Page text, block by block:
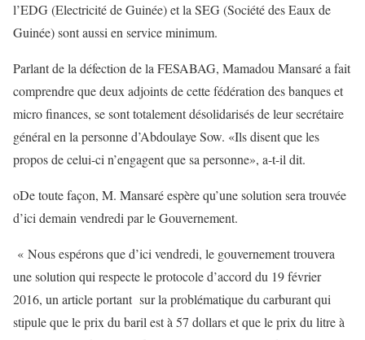
l’EDG (Electricité de Guinée) et la SEG (Société des Eaux de
Guinée) sont aussi en service minimum.
Parlant de la défection de la FESABAG, Mamadou Mansaré a fait
comprendre que deux adjoints de cette fédération des banques et
micro finances, se sont totalement désolidarisés de leur secrétaire
général en la personne d’Abdoulaye Sow. «Ils disent que les
propos de celui-ci n’engagent que sa personne», a-t-il dit.
oDe toute façon, M. Mansaré espère qu’une solution sera trouvée
d’ici demain vendredi par le Gouvernement.
« Nous espérons que d’ici vendredi, le gouvernement trouvera
une solution qui respecte le protocole d’accord du 19 février
2016, un article portant sur la problématique du carburant qui
stipule que le prix du baril est à 57 dollars et que le prix du litre à